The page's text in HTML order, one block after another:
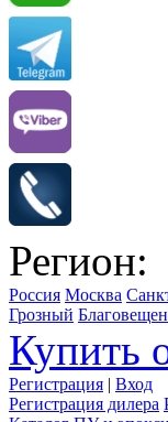
Регион:
Россия Москва
Грозный
Купить
Регистрация | Вход
Регистрация дилера